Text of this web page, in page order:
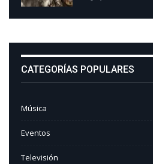
CATEGORÍAS POPULARES
Música
Eventos
Televisión